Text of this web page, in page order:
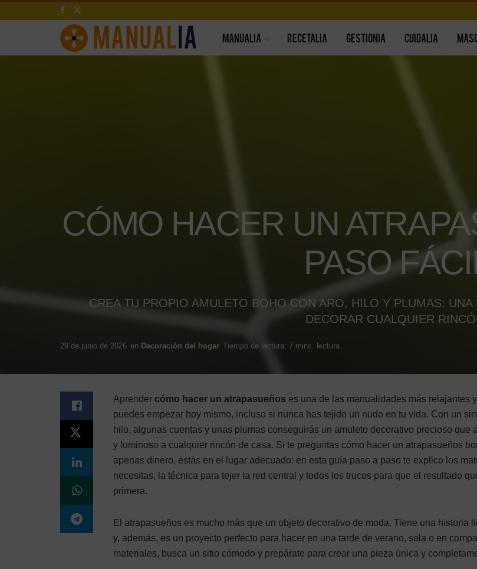
MANUALIA RECETALIA GESTIONIA CUIDALIA
CÓMO HACER UN
PASO
CREA TU PROPIO AMULETO BOHO CON ARO, HILO Y PLUMAS:
DECORAR CUALQUIER
29 de junio de 2026 en Decoración del hogar Tiempo de lectura: 7 mins. lectura
Aprender cómo hacer un atrapasueños es una de las manualidades más relajantes
puedes empezar hoy mismo, incluso si nunca has tejido un nudo en tu vida. Con un
hilo, algunas cuentas y unas plumas conseguirás un amuleto decorativo precioso que
y luminoso a cualquier rincón de casa. Si te preguntas cómo hacer un atrapasueños
apenas dinero, estás en el lugar adecuado: en esta guía paso a paso te explico los
necesitas, la técnica para tejer la red central y todos los trucos para que el resultado
primera.
El atrapasueños es mucho más que un objeto decorativo de moda. Tiene una historia
y, además, es un proyecto perfecto para hacer en una tarde de verano, sola o en
materiales, busca un sitio cómodo y prepárate para crear una pieza única y